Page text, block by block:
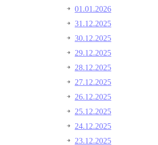
01.01.2026
31.12.2025
30.12.2025
29.12.2025
28.12.2025
27.12.2025
26.12.2025
25.12.2025
24.12.2025
23.12.2025